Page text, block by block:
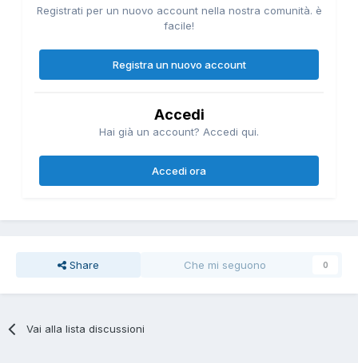
Registrati per un nuovo account nella nostra comunità. è
facile!
Registra un nuovo account
Accedi
Hai già un account? Accedi qui.
Accedi ora
Share Che mi seguono 0
Vai alla lista discussioni